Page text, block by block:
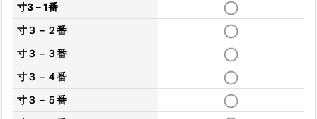
寸3－1番
寸３－２番
寸３－３番
寸３－４番
寸３－５番